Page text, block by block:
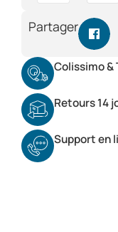
Partager
Colissimo
Retours 14
Support en